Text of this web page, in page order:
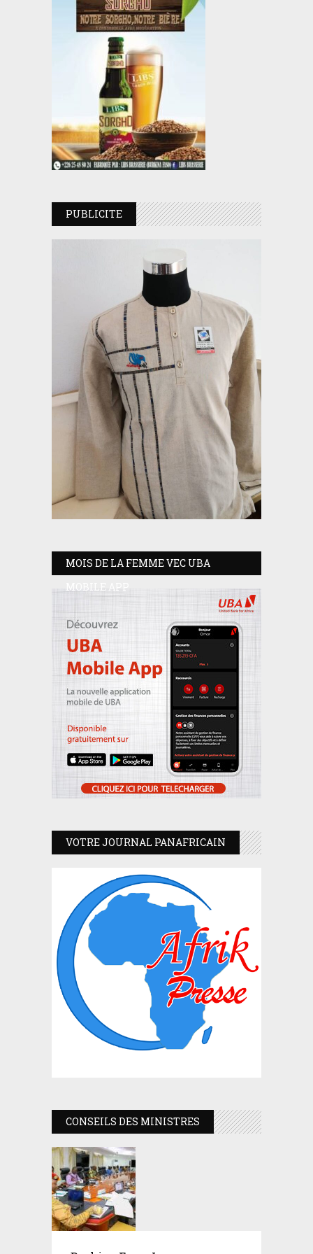
PUBLICITE
MOIS DE LA FEMME VEC UBA
MOBILE APP
VOTRE JOURNAL PANAFRICAIN
CONSEILS DES MINISTRES